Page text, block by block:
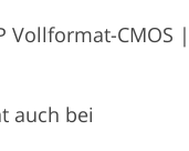
Vollformat-CMOS |
auch bei